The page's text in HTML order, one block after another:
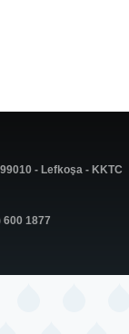
- Lefkoşa - KKTC
1877